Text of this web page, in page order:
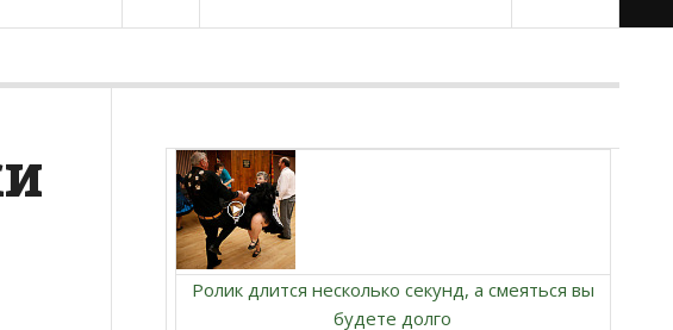
Ролик длится несколько секунд, а смеяться вы
будете долго